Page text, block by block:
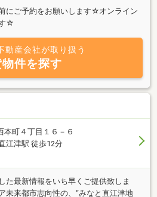
にご予約をお願いします☆オンライン
☆
動産会社が取り扱う
件を探す
本町４丁目１６－６
江津駅 徒歩12分
最新情報をいち早くご提供致しま
来都市志向性の、“みなと直江津地